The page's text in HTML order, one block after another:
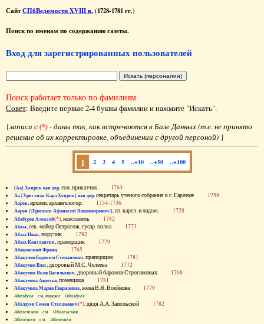
СайтСПбВедомости XVIII в. (1728-1781 гг.)
Поиск по именам по содержанию газеты.
Вход для зарегистрированных пользователей
Поиск работает только по фамилиям
Совет: Введите первые 2-4 буквы фамилии и нажмите "Искать".
{записи с(*)- даны так, как встречаются в Базе Данных (т.е. не принято
решение об их корректировке, объединении с другой персоной) }
1 2 3 4 5 ..+10 ..+50 ..+100
[Аа] Хенрик ван дер, гол. приказчик 1763
Аа [Христиан Карл Хенрик] ван дер, секретарь ученого собрания в г. Гарлеме 1758
Аарон, архиеп. архангелогор. 1734-1736
Аарон [(Еропкин Афанасий Владимирович)], еп. карел. и ладож. 1728
Абабуров Алексей(*), констапель 1782
Абаза, сек.-майор Острогож. гусар. полка 1773
Абаза Иван, поручик 1782
Абаза Константин, прапорщик 1779
Абаковский Франц 1765
Абакулов Евдоким Степанович, прапорщик 1781
Абакумов Влас, дворовый М.С. Челеева 1772
Абакумов Яков Васильевич, дворовый баронов Строгановых 1768
Абакумова Авдотья, помещица 1781
Абакумова Мария Гавриловна, жена В.Я. Воейкова 1779
Абалдуев см. также Оболдуев
Абалдуев Семен Степанович(*), дядя А.А. Запольской 1782
Абаленская см. Оболенская
Абалешев см. Аболешев